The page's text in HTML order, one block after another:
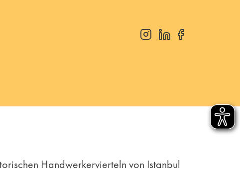
Handwerkervierteln von Istanbul